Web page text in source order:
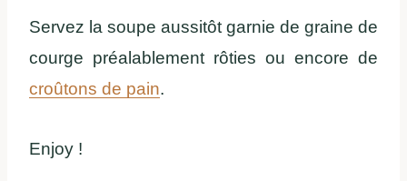
Servez la soupe aussitôt garnie de graine de
courge préalablement rôties ou encore de
croûtons de pain.
Enjoy !